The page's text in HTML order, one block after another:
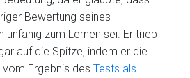
Bewertung seines
unfähig zum Lernen sei. Er trieb
auf die Spitze, indem er die
vom Ergebnis desTests als